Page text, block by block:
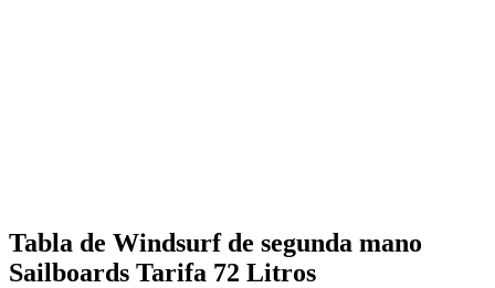
Tabla de Windsurf de segunda mano
Sailboards Tarifa 72 Litros